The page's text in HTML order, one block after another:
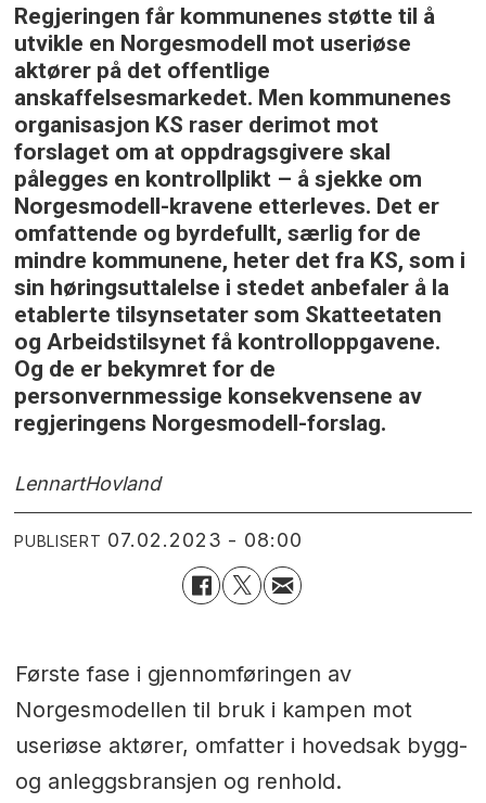
Regjeringen får kommunenes støtte til å
utvikle en Norgesmodell mot useriøse
aktører på det offentlige
anskaffelsesmarkedet. Men kommunenes
organisasjon KS raser derimot mot
forslaget om at oppdragsgivere skal
pålegges en kontrollplikt – å sjekke om
Norgesmodell-kravene etterleves. Det er
omfattende og byrdefullt, særlig for de
mindre kommunene, heter det fra KS, som i
sin høringsuttalelse i stedet anbefaler å la
etablerte tilsynsetater som Skatteetaten
og Arbeidstilsynet få kontrolloppgavene.
Og de er bekymret for de
personvernmessige konsekvensene av
regjeringens Norgesmodell-forslag.
LennartHovland
PUBLISERT 07.02.2023 - 08:00
Første fase i gjennomføringen av
Norgesmodellen til bruk i kampen mot
useriøse aktører, omfatter i hovedsak bygg-
og anleggsbransjen og renhold.